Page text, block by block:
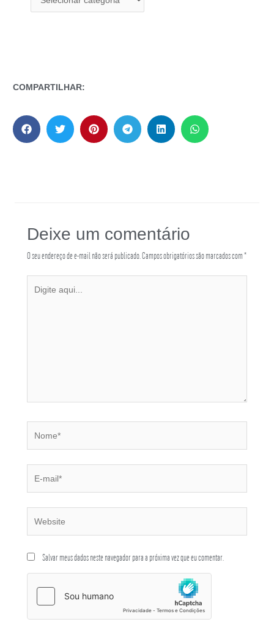
COMPARTILHAR:
Deixe um comentário
O seu endereço de e-mail não será publicado. Campos obrigatórios são marcados com*
Salvar meus dados neste navegador para a próxima vez que eu comentar.